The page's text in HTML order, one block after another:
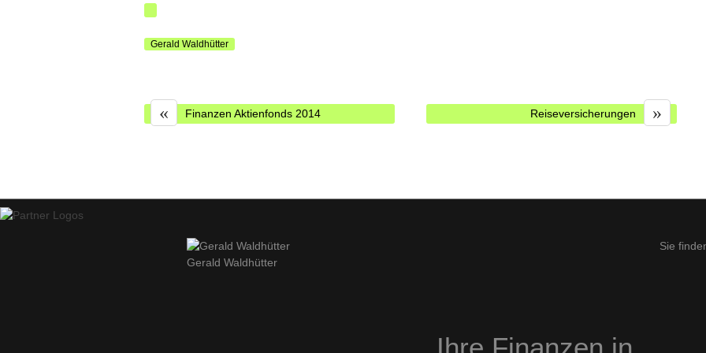
Gerald Waldhütter
« Finanzen Aktienfonds 2014 »
Reiseversicherungen
Gerald Waldhütter
Sie